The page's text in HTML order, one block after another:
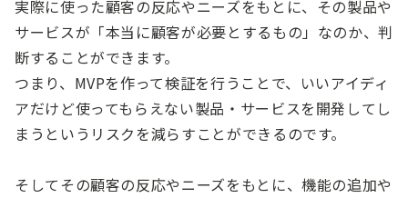
実際に使った顧客の反応やニーズをもとに、その製品や
サービスが「本当に顧客が必要とするもの」なのか、判
断することができます。
つまり、MVPを作って検証を行うことで、いいアイディ
アだけど使ってもらえない製品・サービスを開発してし
まうというリスクを減らすことができるのです。
そしてその顧客の反応やニーズをもとに、機能の追加や